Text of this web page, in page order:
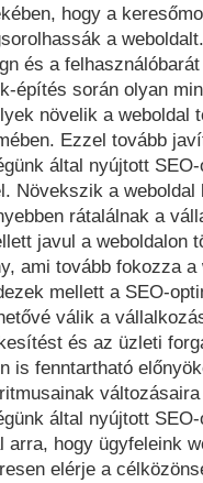
hogy a
a
és a
építés során olyan
növelik a weboldal
Ezzel tovább
által nyújtott
Növekszik a
rátalálnak a
javul a weboldalon
ami tovább fokozza
mellett a SEO-
válik a
és az üzleti
is fenntartható
által nyújtott
arra, hogy ügyfeleink
elérje a